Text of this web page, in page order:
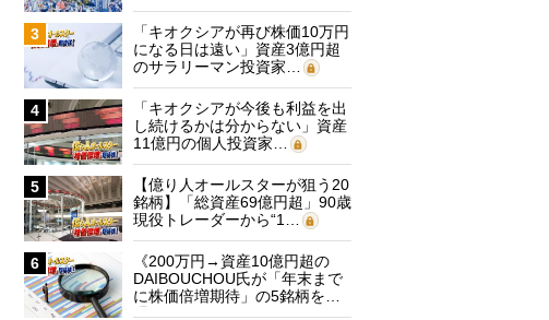
3
「キオクシアが再び株価10万円
になる日は遠い」資産3億円超
のサラリーマン投資家…
4
「キオクシアが今後も利益を出
し続けるかは分からない」資産
11億円の個人投資家…
5
【億り人オールスターが狙う20
銘柄】「総資産69億円超」90歳
現役トレーダーから“1…
6
《200万円→資産10億円超の
DAIBOUCHOU氏が「年末まで
に株価倍増期待」の5銘柄を…